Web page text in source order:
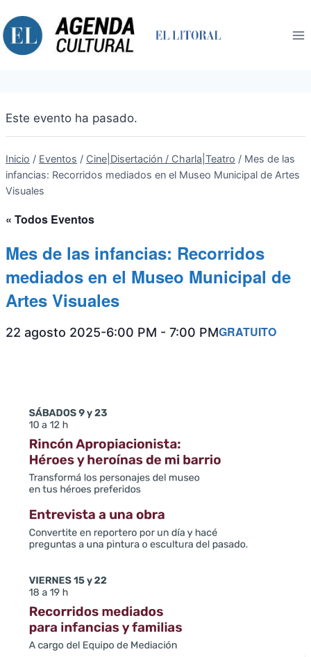
al
contenido
Este evento ha pasado.
Inicio / Eventos / Cine|Disertación / Charla|Teatro / Mes de las
infancias: Recorridos mediados en el Museo Municipal de Artes
Visuales
« Todos Eventos
Mes de las infancias: Recorridos
mediados en el Museo Municipal de
Artes Visuales
22 agosto 2025-6:00 PM - 7:00 PMGRATUITO